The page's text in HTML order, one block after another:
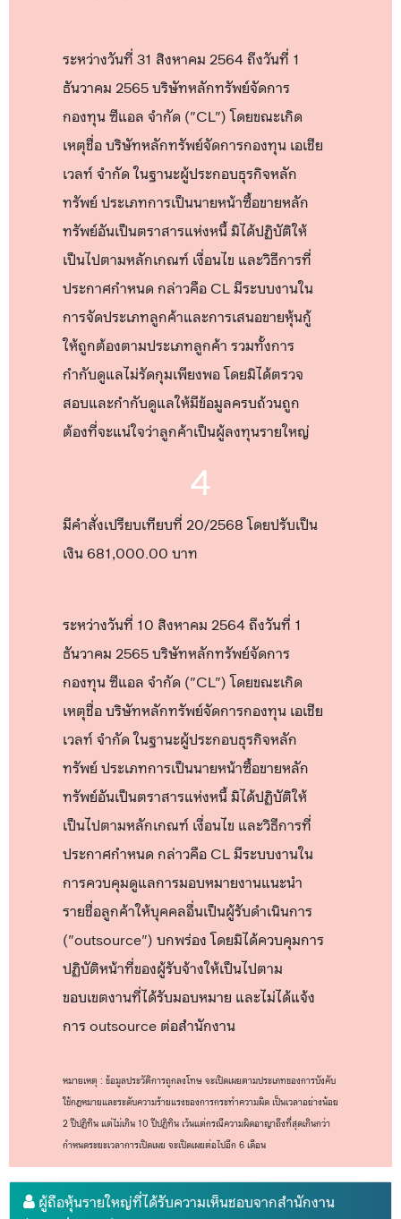
ระหว่างวันที่ 31 สิงหาคม 2564 ถึงวันที่ 1
ธันวาคม 2565 บริษัทหลักทรัพย์จัดการ
กองทุน ซีแอล จำกัด ("CL") โดยขณะเกิด
เหตุชื่อ บริษัทหลักทรัพย์จัดการกองทุน เอเชีย
เวลท์ จำกัด ในฐานะผู้ประกอบธุรกิจหลัก
ทรัพย์ ประเภทการเป็นนายหน้าซื้อขายหลัก
ทรัพย์อันเป็นตราสารแห่งหนี้ มิได้ปฏิบัติให้
เป็นไปตามหลักเกณฑ์ เงื่อนไข และวิธีการที่
ประกาศกำหนด กล่าวคือ CL มีระบบงานใน
การจัดประเภทลูกค้าและการเสนอขายหุ้นกู้
ให้ถูกต้องตามประเภทลูกค้า รวมทั้งการ
กำกับดูแลไม่รัดกุมเพียงพอ โดยมิได้ตรวจ
สอบและกำกับดูแลให้มีข้อมูลครบถ้วนถูก
ต้องที่จะแน่ใจว่าลูกค้าเป็นผู้ลงทุนรายใหญ่
4
มีคำสั่งเปรียบเทียบที่ 20/2568 โดยปรับเป็น
เงิน 681,000.00 บาท
ระหว่างวันที่ 10 สิงหาคม 2564 ถึงวันที่ 1
ธันวาคม 2565 บริษัทหลักทรัพย์จัดการ
กองทุน ซีแอล จำกัด ("CL") โดยขณะเกิด
เหตุชื่อ บริษัทหลักทรัพย์จัดการกองทุน เอเชีย
เวลท์ จำกัด ในฐานะผู้ประกอบธุรกิจหลัก
ทรัพย์ ประเภทการเป็นนายหน้าซื้อขายหลัก
ทรัพย์อันเป็นตราสารแห่งหนี้ มิได้ปฏิบัติให้
เป็นไปตามหลักเกณฑ์ เงื่อนไข และวิธีการที่
ประกาศกำหนด กล่าวคือ CL มีระบบงานใน
การควบคุมดูแลการมอบหมายงานแนะนำ
รายชื่อลูกค้าให้บุคคลอื่นเป็นผู้รับดำเนินการ
("outsource") บกพร่อง โดยมิได้ควบคุมการ
ปฏิบัติหน้าที่ของผู้รับจ้างให้เป็นไปตาม
ขอบเขตงานที่ได้รับมอบหมาย และไม่ได้แจ้ง
การ outsource ต่อสำนักงาน
หมายเหตุ : ข้อมูลประวัติการถูกลงโทษ จะเปิดเผยตามประเภทของการบังคับ
ใช้กฎหมายและระดับความร้ายแรงของการกระทำความผิด เป็นเวลาอย่างน้อย
2 ปีปฏิทิน แต่ไม่เกิน 10 ปีปฏิทิน เว้นแต่กรณีความผิดอาญาถึงที่สุดเกินกว่า
กำหนดระยะเวลาการเปิดเผย จะเปิดเผยต่อไปอีก 6 เดือน
ผู้ถือหุ้นรายใหญ่ที่ได้รับความเห็นชอบจากสำนักงาน